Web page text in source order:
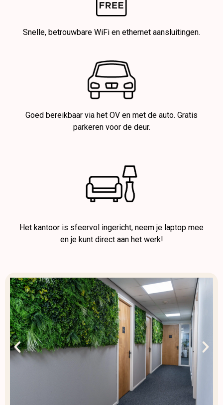
Snelle, betrouwbare WiFi en ethernet aansluitingen.
Goed bereikbaar via het OV en met de auto. Gratis
parkeren voor de deur.
Het kantoor is sfeervol ingericht, neem je laptop mee
en je kunt direct aan het werk!